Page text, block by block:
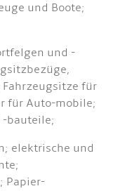
und Boote;
und -
für
für Auto-mobile;
-bauteile;
elektrische und
Papier-